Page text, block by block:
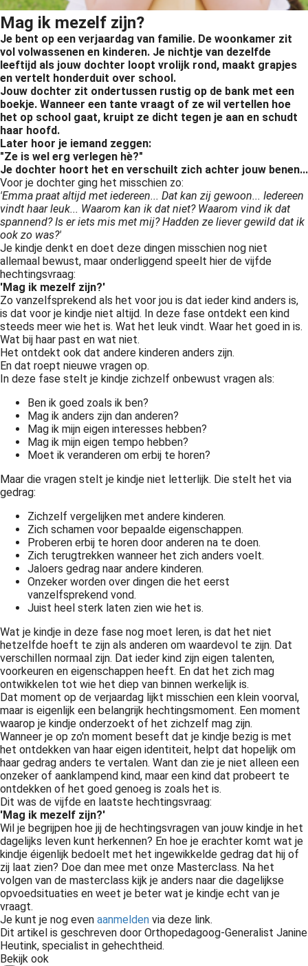
Mag ik mezelf zijn?
Je bent op een verjaardag van familie. De woonkamer zit
vol volwassenen en kinderen. Je nichtje van dezelfde
leeftijd als jouw dochter loopt vrolijk rond, maakt grapjes
en vertelt honderduit over school.
Jouw dochter zit ondertussen rustig op de bank met een
boekje. Wanneer een tante vraagt of ze wil vertellen hoe
het op school gaat, kruipt ze dicht tegen je aan en schudt
haar hoofd.
Later hoor je iemand zeggen:
"Ze is wel erg verlegen hè?"
Je dochter hoort het en verschuilt zich achter jouw benen...
Voor je dochter ging het misschien zo:
'Emma praat altijd met iedereen... Dat kan zij gewoon... Iedereen
vindt haar leuk... Waarom kan ik dat niet? Waarom vind ik dat
spannend? Is er iets mis met mij? Hadden ze liever gewild dat ik
ook zo was?'
Je kindje denkt en doet deze dingen misschien nog niet
allemaal bewust, maar onderliggend speelt hier de vijfde
hechtingsvraag:
'Mag ik mezelf zijn?'
Zo vanzelfsprekend als het voor jou is dat ieder kind anders is,
is dat voor je kindje niet altijd. In deze fase ontdekt een kind
steeds meer wie het is. Wat het leuk vindt. Waar het goed in is.
Wat bij haar past en wat niet.
Het ontdekt ook dat andere kinderen anders zijn.
En dat roept nieuwe vragen op.
In deze fase stelt je kindje zichzelf onbewust vragen als:
Ben ik goed zoals ik ben?
Mag ik anders zijn dan anderen?
Mag ik mijn eigen interesses hebben?
Mag ik mijn eigen tempo hebben?
Moet ik veranderen om erbij te horen?
Maar die vragen stelt je kindje niet letterlijk. Die stelt het via
gedrag:
Zichzelf vergelijken met andere kinderen.
Zich schamen voor bepaalde eigenschappen.
Proberen erbij te horen door anderen na te doen.
Zich terugtrekken wanneer het zich anders voelt.
Jaloers gedrag naar andere kinderen.
Onzeker worden over dingen die het eerst
vanzelfsprekend vond.
Juist heel sterk laten zien wie het is.
Wat je kindje in deze fase nog moet leren, is dat het niet
hetzelfde hoeft te zijn als anderen om waardevol te zijn. Dat
verschillen normaal zijn. Dat ieder kind zijn eigen talenten,
voorkeuren en eigenschappen heeft. En dat het zich mag
ontwikkelen tot wie het diep van binnen werkelijk is.
Dat moment op de verjaardag lijkt misschien een klein voorval,
maar is eigenlijk een belangrijk hechtingsmoment. Een moment
waarop je kindje onderzoekt of het zichzelf mag zijn.
Wanneer je op zo'n moment beseft dat je kindje bezig is met
het ontdekken van haar eigen identiteit, helpt dat hopelijk om
haar gedrag anders te vertalen. Want dan zie je niet alleen een
onzeker of aanklampend kind, maar een kind dat probeert te
ontdekken of het goed genoeg is zoals het is.
Dit was de vijfde en laatste hechtingsvraag:
'Mag ik mezelf zijn?'
Wil je begrijpen hoe jij de hechtingsvragen van jouw kindje in het
dagelijks leven kunt herkennen? En hoe je erachter komt wat je
kindje éigenlijk bedoelt met het ingewikkelde gedrag dat hij of
zij laat zien? Doe dan mee met onze Masterclass. Na het
volgen van de masterclass kijk je anders naar die dagelijkse
opvoedsituaties en weet je beter wat je kindje echt van je
vraagt.
Je kunt je nog even aanmelden via deze link.
Dit artikel is geschreven door Orthopedagoog-Generalist Janine
Heutink, specialist in gehechtheid.
Bekijk ook
kan de
niet
worden
om
te
over
van
op
gebruikt
te
de
Hierdoor
website-
van